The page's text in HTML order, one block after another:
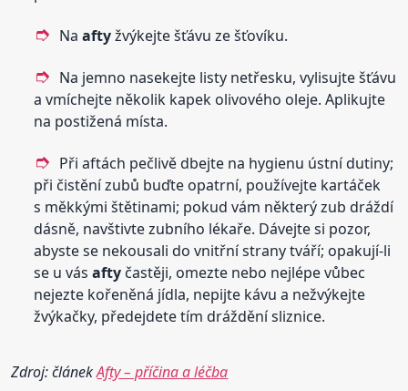
Naaftyžvýkejte šťávu ze šťovíku.
Na jemno nasekejte listy netřesku, vylisujte šťávu
a vmíchejte několik kapek olivového oleje. Aplikujte
na postižená místa.
Při aftách pečlivě dbejte na hygienu ústní dutiny;
při čistění zubů buďte opatrní, používejte kartáček
s měkkými štětinami; pokud vám některý zub dráždí
dásně, navštivte zubního lékaře. Dávejte si pozor,
abyste se nekousali do vnitřní strany tváří; opakují-li
se u vásafty častěji, omezte nebo nejlépe vůbec
nejezte kořeněná jídla, nepijte kávu a nežvýkejte
žvýkačky, předejdete tím dráždění sliznice.
Zdroj: článekAfty – příčina a léčba